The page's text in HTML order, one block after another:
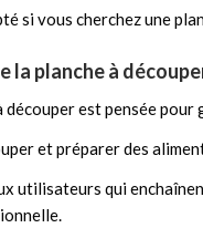
si vous cherchez une
la planche à
découper est pensée
et préparer des
utilisateurs qui